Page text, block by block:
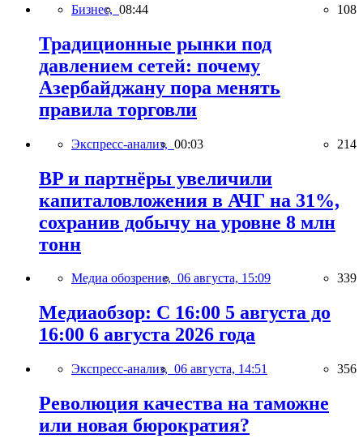
Бизнес, 08:44 108
Традиционные рынки под
давлением сетей: почему
Азербайджану пора менять
правила торговли
Экспресс-анализ, 00:03 214
BP и партнёры увеличили
капиталовложения в АЧГ на 31%,
сохранив добычу на уровне 8 млн
тонн
Медиа обозрение, 06 августа, 15:09 339
Медиаобзор: С 16:00 5 августа до
16:00 6 августа 2026 года
Экспресс-анализ, 06 августа, 14:51 356
Революция качества на таможне
или новая бюрократия?